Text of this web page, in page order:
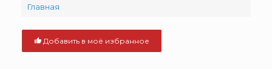
Главная
Добавить в моё избранное